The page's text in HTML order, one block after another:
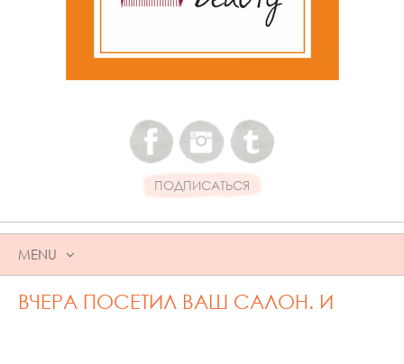
ПОДПИСАТЬСЯ
MENU
SKIP
TO
ВЧЕРА ПОСЕТИЛ ВАШ САЛОН. И